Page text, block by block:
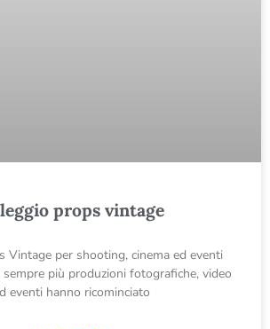
props vintage
Vintage per shooting, cinema ed eventi
più produzioni fotografiche, video
eventi hanno ricominciato